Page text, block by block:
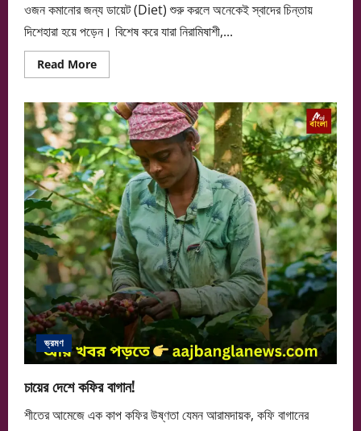
ওজন কমানোর জন্য ডায়েট (Diet) শুরু করলে অনেকেই স্বাদের চিন্তায়
দিশেহারা হয়ে পড়েন। বিশেষ করে যারা নিরামিষাশী,...
Read MoreRead
more
মশলার
বালাই
নেই,
অথচ
তৃপ্তি
ভরপুর
ভ্রমণ
চায়ের দেশে কফির বাগান!
শীতের আমেজে এক কাপ কফির উষ্ণতা যেমন আরামদায়ক, কফি বাগানের